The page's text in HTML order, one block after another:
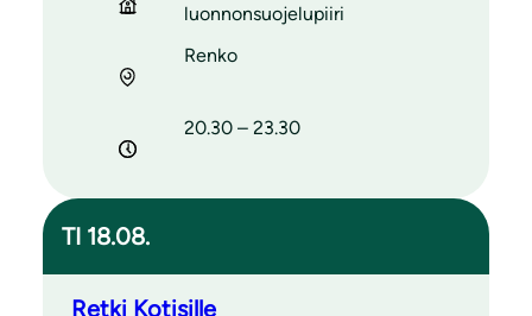
luonnonsuojelupiiri
Renko
20.30 – 23.30
TI 18.08.
Retki Kotisille